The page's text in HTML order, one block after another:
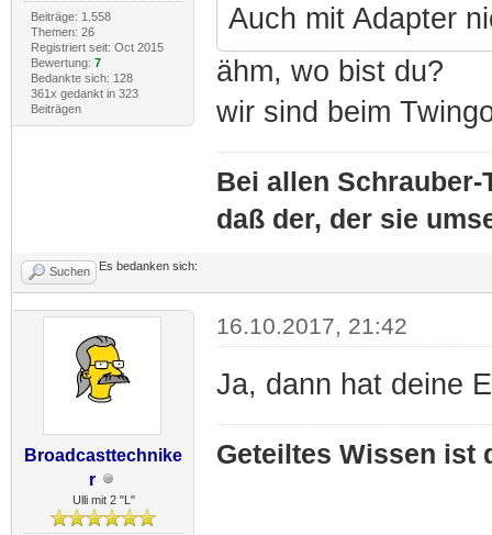
Beiträge: 1.558
Themen: 26
Registriert seit: Oct 2015
Bewertung: 7
Bedankte sich: 128
361x gedankt in 323
Beiträgen
Auch mit Adapter
ähm, wo bist du?
wir sind beim
Bei allen
daß der, der sie
Suchen Es bedanken sich:
Broadcasttechnike
r
Ulli mit 2 "L"
16.10.2017, 21:42
Ja, dann hat deine
Geteiltes Wissen ist